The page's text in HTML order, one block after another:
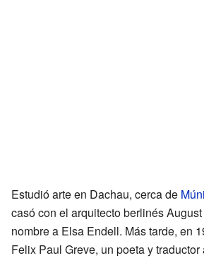
Estudió arte en Dachau, cerca de
casó con el arquitecto berlinés
nombre a Elsa Endell. Más tarde, en
Felix Paul Greve, un poeta y